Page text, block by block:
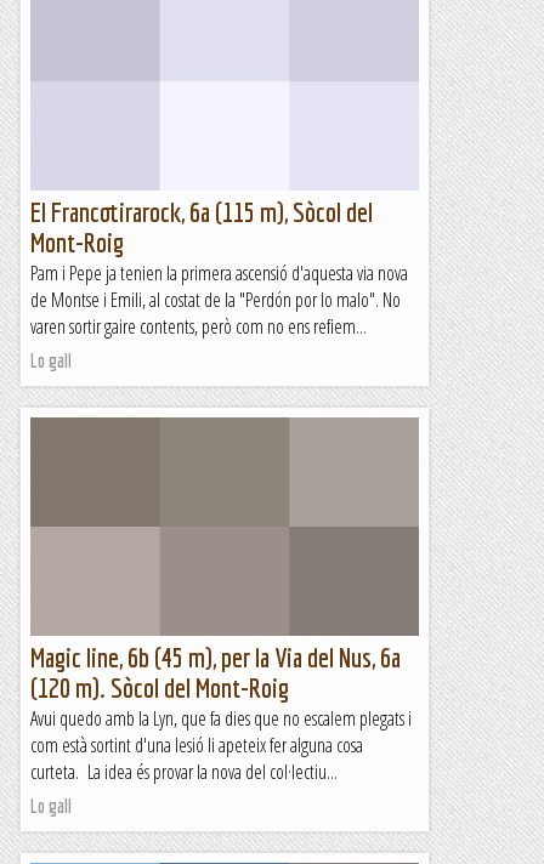
El Francotirarock, 6a (115 m), Sòcol del
Mont-Roig
Pam i Pepe ja tenien la primera ascensió d'aquesta via nova
de Montse i Emili, al costat de la "Perdón por lo malo". No
varen sortir gaire contents, però com no ens refiem...
Lo gall
Magic line, 6b (45 m), per la Via del Nus, 6a
(120 m). Sòcol del Mont-Roig
Avui quedo amb la Lyn, que fa dies que no escalem plegats i
com està sortint d'una lesió li apeteix fer alguna cosa
curteta. La idea és provar la nova del col·lectiu...
Lo gall